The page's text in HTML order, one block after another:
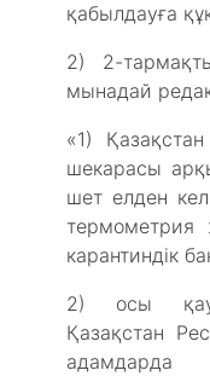
қабылдауға
2) 2-
мынадай
«1)
шекарасы
шет елден
термометрия
карантиндік
2) осы
Қазақстан
адамдарда